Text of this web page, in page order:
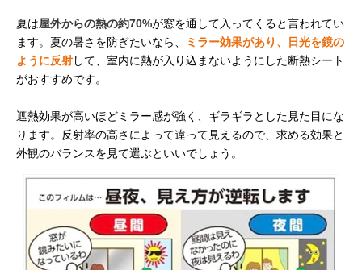
夏は屋外からの熱の約70%が窓を通して入ってくると言われてい
ます。夏の暑さを防ぎたいなら、
ミラー効果があり、日光を鏡の
ように反射して、室内に熱が入り込まないようにした断熱シート
がおすすめです。
遮熱効果が高いほどミラー感が強く、ギラギラとした見た目にな
ります。反射率の高さによって違って見えるので、求める効果と
外観のバランスを見て選ぶといいでしょう。